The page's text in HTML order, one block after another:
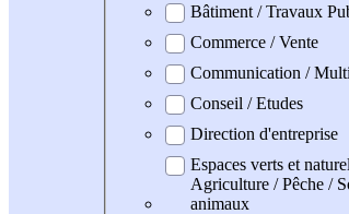
Bâtiment / Travaux
Commerce / Vente
Communication /
Conseil / Etudes
Direction d'entreprise
Espaces verts et
Agriculture / Pêche /
animaux